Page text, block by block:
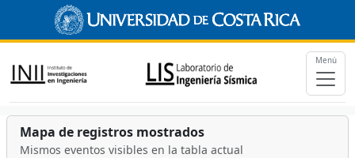
Menú
Mapa de registros mostrados
Mismos eventos visibles en la tabla actual